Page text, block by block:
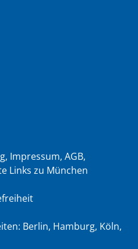
Impressum, AGB,
Links zu München
Berlin, Hamburg, Köln,